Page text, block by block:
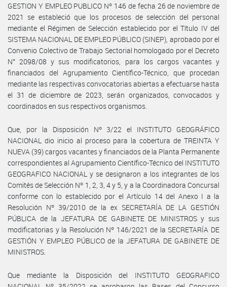
GESTION Y EMPLEO PUBLICO Nº 146 de fecha 26 de noviembre de
2021 se estableció que los procesos de selección del personal
mediante el Régimen de Selección establecido por el Título IV del
SISTEMA NACIONAL DE EMPLEO PÚBLICO (SINEP), aprobado por el
Convenio Colectivo de Trabajo Sectorial homologado por el Decreto
N° 2098/08 y sus modificatorios, para los cargos vacantes y
financiados del Agrupamiento Científico-Técnico, que procedan
mediante las respectivas convocatorias abiertas a efectuarse hasta
el 31 de diciembre de 2023, serán organizados, convocados y
coordinados en sus respectivos organismos.
Que, por la Disposición Nº 3/22 el INSTITUTO GEOGRÁFICO
NACIONAL dio inicio al proceso para la cobertura de TREINTA Y
NUEVA (39) cargos vacantes y financiados de la Planta Permanente
correspondientes al Agrupamiento Científico-Técnico del INSTITUTO
GEOGRAFICO NACIONAL y se designaron a los integrantes de los
Comités de Selección Nº 1, 2, 3, 4 y 5, y a la Coordinadora Concursal
conforme con lo establecido por el Artículo 14 del Anexo I a la
Resolución Nº 39/2010 de la ex SECRETARÍA DE LA GESTIÓN
PÚBLICA de la JEFATURA DE GABINETE DE MINISTROS y sus
modificatorias y la Resolución Nº 146/2021 de la SECRETARÍA DE
GESTIÓN Y EMPLEO PÚBLICO de la JEFATURA DE GABINETE DE
MINISTROS.
Que mediante la Disposición del INSTITUTO GEOGRAFICO